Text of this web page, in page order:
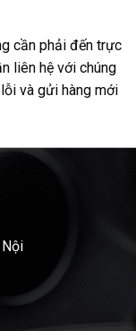
cần phải đến trực
liên hệ với chúng
và gửi hàng mới